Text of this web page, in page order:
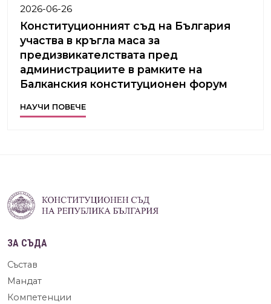
2026-06-26
Конституционният съд на България
участва в кръгла маса за
предизвикателствата пред
администрациите в рамките на
Балканския конституционен форум
НАУЧИ ПОВЕЧЕ
ЗА СЪДА
Състав
Мандат
Компетенции